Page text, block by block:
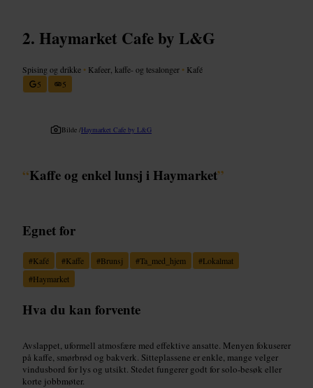
Haymarket Cafe by L&G
Spising og drikke • Kafeer, kaffe- og tesalonger • Kafé
5
5
Bilde /Haymarket Cafe by L&G
“Kaffe og enkel lunsj i Haymarket”
Egnet for
#Kafé #Kaffe #Brunsj #Ta_med_hjem #Lokalmat
#Haymarket
Hva du kan forvente
Avslappet, uformell atmosfære med effektive ansatte. Menyen fokuserer
på kaffe, smørbrød og bakverk. Sitteplassene er enkle, mange velger
vindusbord for lys og utsikt. Stedet fungerer godt for solo-besøk eller
korte jobbmøter.